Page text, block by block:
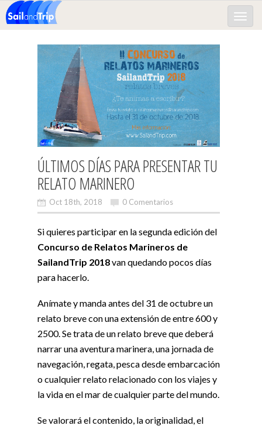
Toggle
ÚLTIMOS DÍAS PARA PRESENTAR TU
RELATO MARINERO
Oct 18th, 2018 0 Comentarios
Si quieres participar en la segunda edición del
Concurso de Relatos Marineros de
SailandTrip 2018van quedando pocos días
para hacerlo.
Anímate y manda antes del 31 de octubre un
relato breve con una extensión de entre 600 y
2500. Se trata de un relato breve que deberá
narrar una aventura marinera, una jornada de
navegación, regata, pesca desde embarcación
o cualquier relato relacionado con los viajes y
la vida en el mar de cualquier parte del mundo.
Se valorará el contenido, la originalidad, el